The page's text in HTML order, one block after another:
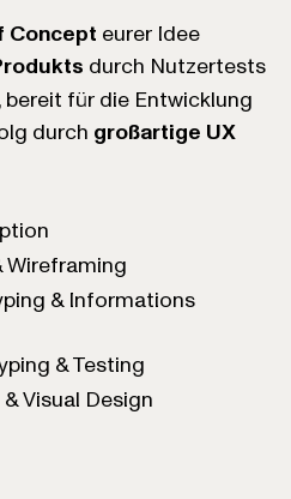
Concept eurer Idee
durch Nutzertests
, bereit für die Entwicklung
durch großartige UX
Wireframing
& Informations
& Testing
Visual Design